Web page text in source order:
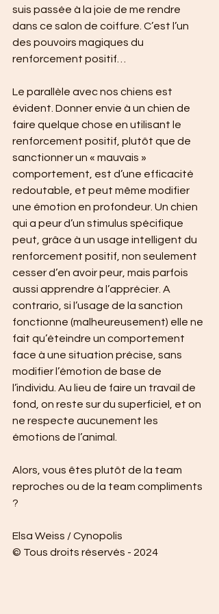
suis passée à la joie de me rendre
dans ce salon de coiffure. C’est l’un
des pouvoirs magiques du
renforcement positif…
Le parallèle avec nos chiens est
évident. Donner envie à un chien de
faire quelque chose en utilisant le
renforcement positif, plutôt que de
sanctionner un « mauvais »
comportement, est d’une efficacité
redoutable, et peut même modifier
une émotion en profondeur. Un chien
qui a peur d’un stimulus spécifique
peut, grâce à un usage intelligent du
renforcement positif, non seulement
cesser d’en avoir peur, mais parfois
aussi apprendre à l’apprécier. A
contrario, si l’usage de la sanction
fonctionne (malheureusement) elle ne
fait qu’éteindre un comportement
face à une situation précise, sans
modifier l’émotion de base de
l’individu. Au lieu de faire un travail de
fond, on reste sur du superficiel, et on
ne respecte aucunement les
émotions de l’animal.
Alors, vous êtes plutôt de la team
reproches ou de la team compliments
?
Elsa Weiss / Cynopolis
© Tous droits réservés - 2024